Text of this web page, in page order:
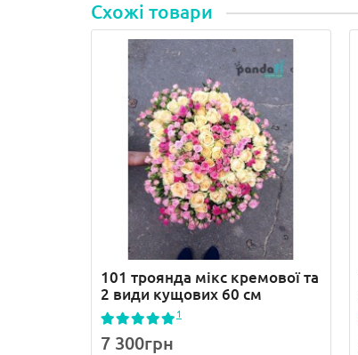
Схожі товари
101 троянда мікс кремової та
2 види кущових 60 см
1
7 300грн